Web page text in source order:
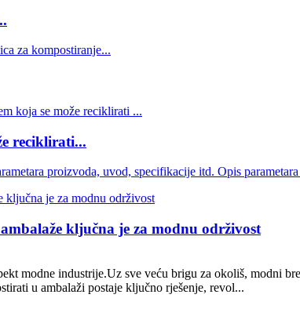
reciklirati...
ključna je za modnu održivost
modne industrije.Uz sve veću brigu za okoliš, modni
u ambalaži postaje ključno rješenje, revol...